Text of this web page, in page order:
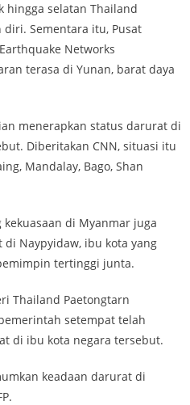
hingga selatan Thailand
Sementara itu, Pusat
Networks
terasa di Yunan, barat daya
menerapkan status darurat di
Diberitakan CNN, situasi itu
Mandalay, Bago, Shan
di Myanmar juga
Naypyidaw, ibu kota yang
tertinggi junta.
Thailand Paetongtarn
setempat telah
di ibu kota negara tersebut.
keadaan darurat di